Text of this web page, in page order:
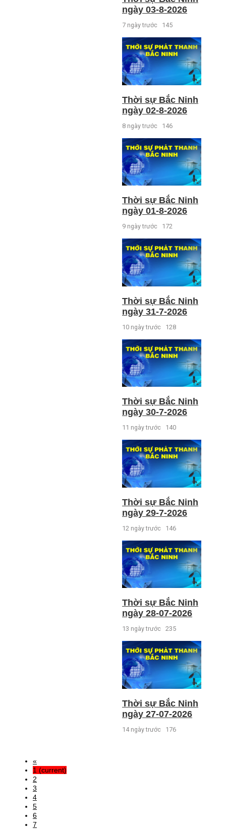
ngày 03-8-2026
7 ngày trước 145
Thời sự Bắc Ninh
ngày 02-8-2026
8 ngày trước 146
Thời sự Bắc Ninh
ngày 01-8-2026
9 ngày trước 172
Thời sự Bắc Ninh
ngày 31-7-2026
10 ngày trước 128
Thời sự Bắc Ninh
ngày 30-7-2026
11 ngày trước 140
Thời sự Bắc Ninh
ngày 29-7-2026
12 ngày trước 146
Thời sự Bắc Ninh
ngày 28-07-2026
13 ngày trước 235
Thời sự Bắc Ninh
ngày 27-07-2026
14 ngày trước 176
«
1 (current)
2
3
4
5
6
7